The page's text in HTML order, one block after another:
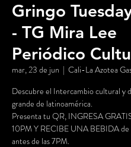
Gringo
- TG Mira Lee
Periódico
mar, 23 de jun
  |
Cali-La Azotea
Descubre el Intercambio cultural y
grande de latinoamérica.
Presenta tu QR, INGRESA
10PM Y RECIBE UNA BEBIDA de
antes de las 7PM.